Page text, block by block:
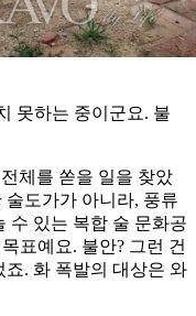
못하는 중이군요. 불
체를 쏟을 일을 찾았
도가가 아니라, 풍류
수 있는 복합 술 문화공
표예요. 불안? 그런 건
. 화 폭발의 대상은 와